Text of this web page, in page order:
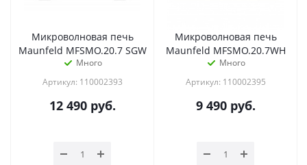
Микроволновая печь
Maunfeld MFSMO.20.7 SGW
Много
Артикул: 110002393
12 490руб.
Микроволновая печь
Maunfeld MFSMO.20.7WH
Много
Артикул: 110002395
9 490руб.